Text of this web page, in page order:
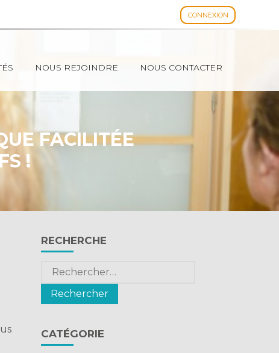
CONNEXION
NOUS REJOINDRE NOUS CONTACTER
FACILITÉE
!
Blog
sidebar
RECHERCHE
Rechercher :
CATÉGORIE